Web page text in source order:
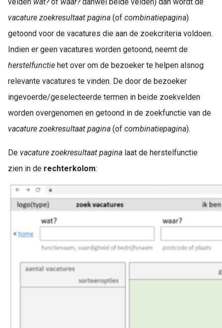
vacature zoekresultaat pagina (of combinatiepagina)
getoond voor de vacatures die aan de zoekcriteria voldoen.
Indien er geen vacatures worden getoond, neemt de
herstelfunctie het over om de bezoeker te helpen alsnog
relevante vacatures te vinden. De door de bezoeker
ingevoerde/geselecteerde termen in beide zoekvelden
worden overgenomen en getoond in de zoekfunctie van de
vacature zoekresultaat pagina (of combinatiepagina).
De vacature zoekresultaat pagina laat de herstelfunctie
zien in de rechterkolom: